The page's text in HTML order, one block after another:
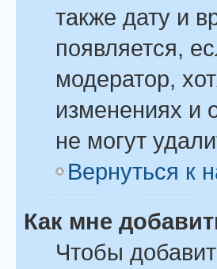
также дату и
появляется,
модератор,
изменениях и
не могут
Вернуться к
Как мне
Чтобы